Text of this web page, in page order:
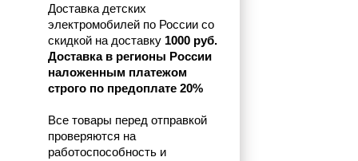
Доставка детских
электромобилей по России со
скидкой на доставку 1000 руб.
Доставка в регионы России
наложенным платежом
строго по предоплате 20%
Все товары перед отправкой
проверяются на
работоспособность и